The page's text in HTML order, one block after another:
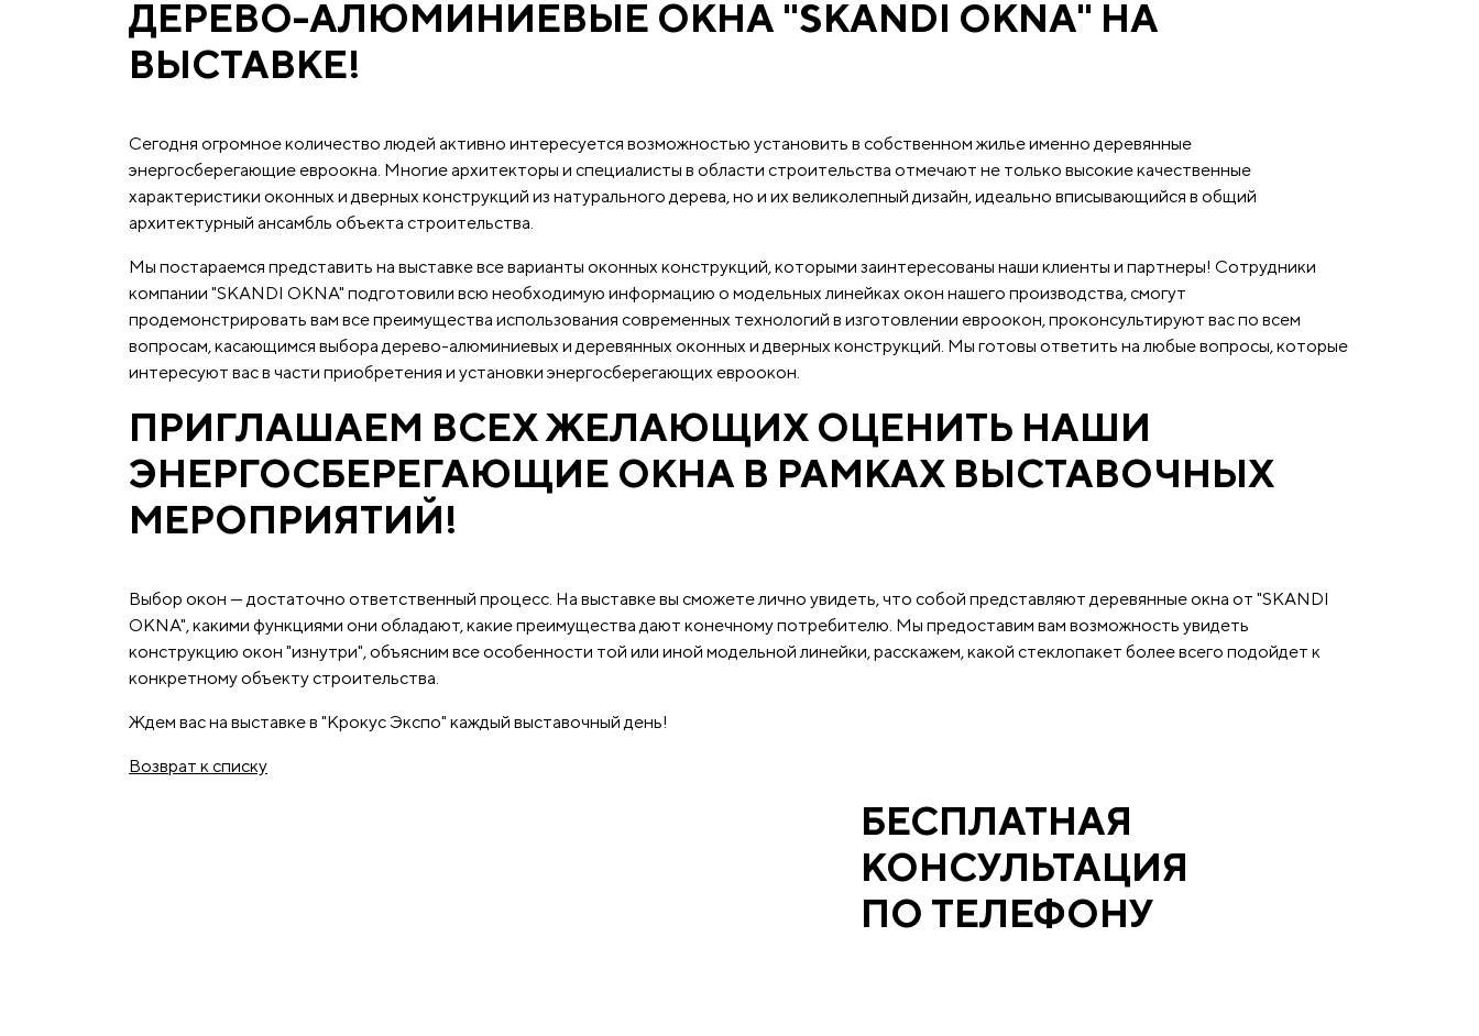
ДЕРЕВО-АЛЮМИНИЕВЫЕ ОКНА "SKANDI OKNA" НА
ВЫСТАВКЕ!
Сегодня огромное количество людей активно интересуется возможностью установить в собственном жилье именно деревянные
энергосберегающие евроокна. Многие архитекторы и специалисты в области строительства отмечают не только высокие качественные
характеристики оконных и дверных конструкций из натурального дерева, но и их великолепный дизайн, идеально вписывающийся в общий
архитектурный ансамбль объекта строительства.
Мы постараемся представить на выставке все варианты оконных конструкций, которыми заинтересованы наши клиенты и партнеры! Сотрудники
компании "SKANDI OKNA" подготовили всю необходимую информацию о модельных линейках окон нашего производства, смогут
продемонстрировать вам все преимущества использования современных технологий в изготовлении евроокон, проконсультируют вас по всем
вопросам, касающимся выбора дерево-алюминиевых и деревянных оконных и дверных конструкций. Мы готовы ответить на любые вопросы, которые
интересуют вас в части приобретения и установки энергосберегающих евроокон.
ПРИГЛАШАЕМ ВСЕХ ЖЕЛАЮЩИХ ОЦЕНИТЬ НАШИ
ЭНЕРГОСБЕРЕГАЮЩИЕ ОКНА В РАМКАХ ВЫСТАВОЧНЫХ
МЕРОПРИЯТИЙ!
Выбор окон — достаточно ответственный процесс. На выставке вы сможете лично увидеть, что собой представляют деревянные окна от "SKANDI
OKNA", какими функциями они обладают, какие преимущества дают конечному потребителю. Мы предоставим вам возможность увидеть
конструкцию окон "изнутри", объясним все особенности той или иной модельной линейки, расскажем, какой стеклопакет более всего подойдет к
конкретному объекту строительства.
Ждем вас на выставке в "Крокус Экспо" каждый выставочный день!
Возврат к списку
БЕСПЛАТНАЯ
КОНСУЛЬТАЦИЯ
ПО ТЕЛЕФОНУ